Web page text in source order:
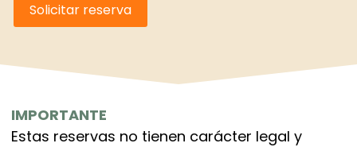
Solicitar reserva
IMPORTANTE
Estas reservas no tienen carácter legal y